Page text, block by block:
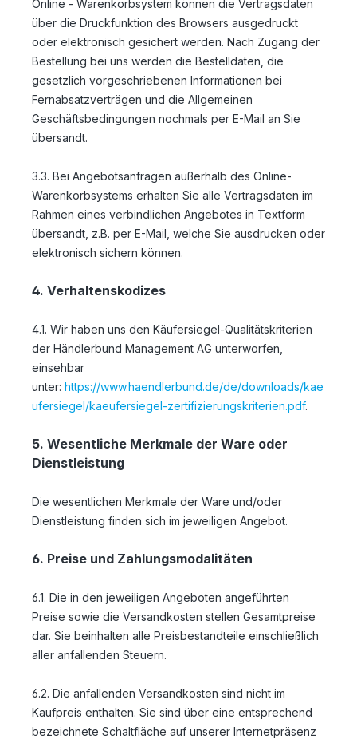
Online - Warenkorbsystem können die Vertragsdaten
über die Druckfunktion des Browsers ausgedruckt
oder elektronisch gesichert werden. Nach Zugang der
Bestellung bei uns werden die Bestelldaten, die
gesetzlich vorgeschriebenen Informationen bei
Fernabsatzverträgen und die Allgemeinen
Geschäftsbedingungen nochmals per E-Mail an Sie
übersandt.
3.3. Bei Angebotsanfragen außerhalb des Online-
Warenkorbsystems erhalten Sie alle Vertragsdaten im
Rahmen eines verbindlichen Angebotes in Textform
übersandt, z.B. per E-Mail, welche Sie ausdrucken oder
elektronisch sichern können.
4. Verhaltenskodizes
4.1. Wir haben uns den Käufersiegel-Qualitätskriterien
der Händlerbund Management AG unterworfen,
einsehbar
unter: https://www.haendlerbund.de/de/downloads/kae
ufersiegel/kaeufersiegel-zertifizierungskriterien.pdf.
5. Wesentliche Merkmale der Ware oder
Dienstleistung
Die wesentlichen Merkmale der Ware und/oder
Dienstleistung finden sich im jeweiligen Angebot.
6. Preise und Zahlungsmodalitäten
6.1. Die in den jeweiligen Angeboten angeführten
Preise sowie die Versandkosten stellen Gesamtpreise
dar. Sie beinhalten alle Preisbestandteile einschließlich
aller anfallenden Steuern.
6.2. Die anfallenden Versandkosten sind nicht im
Kaufpreis enthalten. Sie sind über eine entsprechend
bezeichnete Schaltfläche auf unserer Internetpräsenz